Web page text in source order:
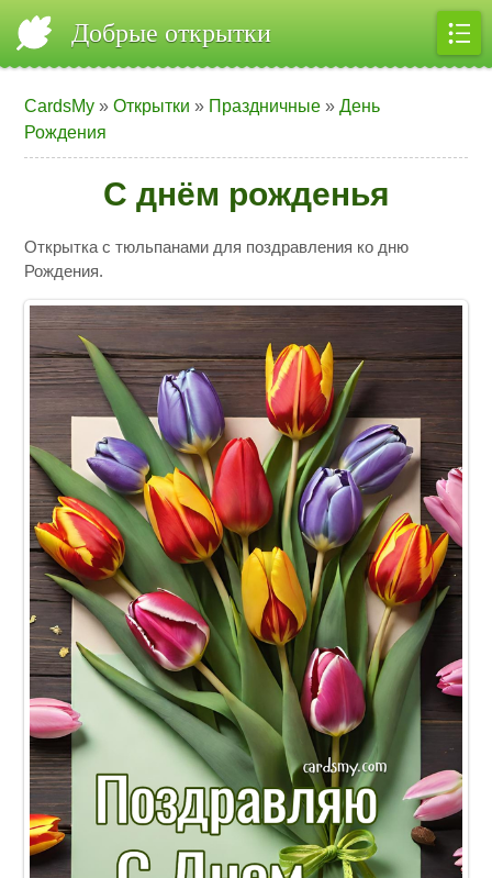
Добрые открытки
CardsMy »Открытки » Праздничные »День
Рождения
С днём рожденья
Открытка с тюльпанами для поздравления ко дню
Рождения.